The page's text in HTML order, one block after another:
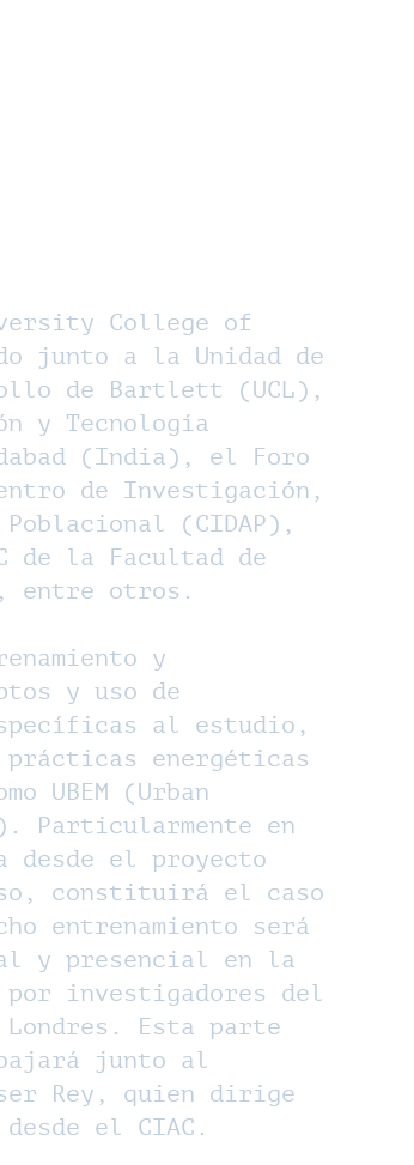
College of
junto a la Unidad de
de Bartlett (UCL),
y Tecnología
(India), el Foro
de Investigación,
(CIDAP),
de la Facultad de
entre otros.
y
y uso de
al estudio,
prácticas energéticas
UBEM (Urban
Particularmente en
desde el proyecto
constituirá el caso
entrenamiento será
y presencial en la
investigadores del
Londres. Esta parte
junto al
Rey, quien dirige
el CIAC.